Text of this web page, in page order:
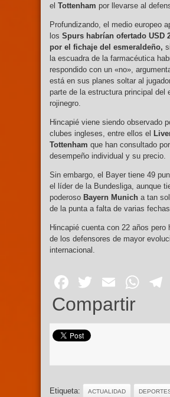
el Tottenham por llevarse al
Profundizando, el medio europeo
los Spurs habrían ofertado USD
por el fichaje del esmeraldeño,
la escuadra de la farmacéutica
respondido con un «no»,
está en sus planes soltar al
parte de la estructura principal del
rojinegro.
Hincapié viene siendo observado
clubes ingleses, entre ellos el
Tottenham que han consultado
desempeño individual y su precio.
Sin embargo, el Bayer tiene 49
el líder de la Bundesliga, aunque
poderoso Bayern Munich a tan
de la punta a falta de varias
Hincapié cuenta con 22 años pero
de los defensores de mayor
internacional.
Facebook
Twitter
Email
Compartir
Etiqueta: ACTUALIDAD